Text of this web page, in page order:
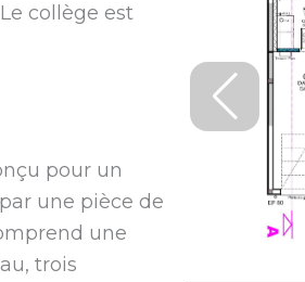
collège est
pour un
une pièce de
une
trois